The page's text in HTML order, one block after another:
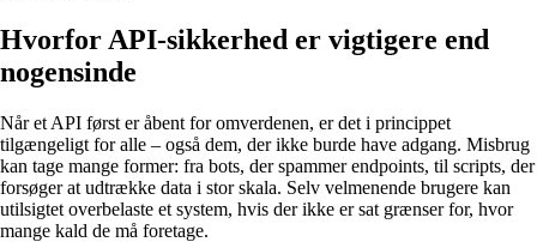
Hvorfor API‑sikkerhed er vigtigere end
nogensinde
Når et API først er åbent for omverdenen, er det i princippet
tilgængeligt for alle – også dem, der ikke burde have adgang. Misbrug
kan tage mange former: fra bots, der spammer endpoints, til scripts, der
forsøger at udtrække data i stor skala. Selv velmenende brugere kan
utilsigtet overbelaste et system, hvis der ikke er sat grænser for, hvor
mange kald de må foretage.